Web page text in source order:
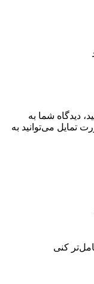
دیدگاه شما به
تمایل می‌توانید به
کنی